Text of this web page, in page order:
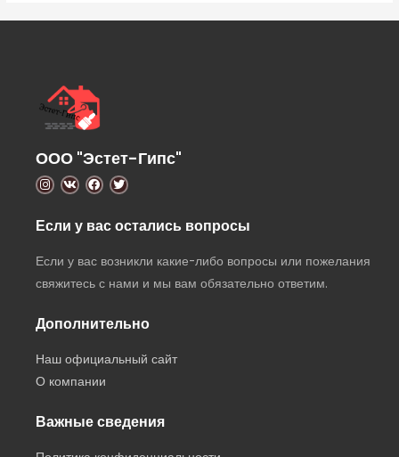
ООО "Эстет-Гипс"
Если у вас остались вопросы
Если у вас возникли какие-либо вопросы или пожелания
свяжитесь с нами и мы вам обязательно ответим.
Дополнительно
Наш официальный сайт
О компании
Важные сведения